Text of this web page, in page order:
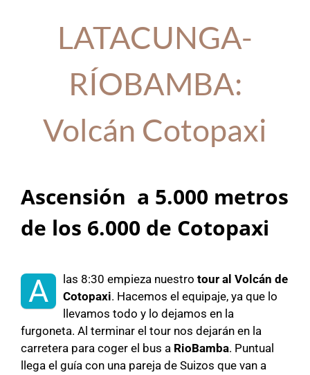
LATACUNGA-
RÍOBAMBA:
Volcán Cotopaxi
Ascensión a 5.000 metros
de los 6.000 de Cotopaxi
A las 8:30 empieza nuestro tour al Volcán de
Cotopaxi. Hacemos el equipaje, ya que lo
llevamos todo y lo dejamos en la
furgoneta. Al terminar el tour nos dejarán en la
carretera para coger el bus a RioBamba. Puntual
llega el guía con una pareja de Suizos que van a